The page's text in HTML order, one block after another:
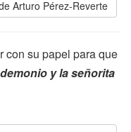
Arturo Pérez-Reverte
con su papel para que
y la señorita